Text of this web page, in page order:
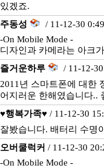
있겠죠.
주동성
/ 11-12-30
-On Mobile Mode -
디자인과 카메라는 아크
즐거운하루
/ 11-12-
2011년 스마트폰에 대한
어지러운 한해였습니다..
♥행복가족♥ / 11-12-30
잘봤습니다. 배터리 수명
오버쿨럭커 / 11-12-30
-On Mobile Mode -